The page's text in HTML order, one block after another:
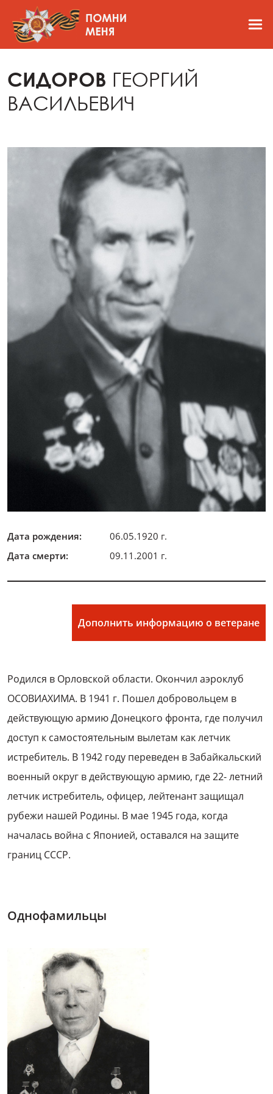
СИДОРОВ ГЕОРГИЙ
ВАСИЛЬЕВИЧ
Дата рождения:
06.05.1920 г.
Дата смерти:
09.11.2001 г.
Дополнить информацию о ветеране
Родился в Орловской области. Окончил аэроклуб
ОСОВИАХИМА. В 1941 г. Пошел добровольцем в
действующую армию Донецкого фронта, где получил
доступ к самостоятельным вылетам как летчик
истребитель. В 1942 году переведен в Забайкальский
военный округ в действующую армию, где 22- летний
летчик истребитель, офицер, лейтенант защищал
рубежи нашей Родины. В мае 1945 года, когда
началась война с Японией, оставался на защите
границ СССР.
Однофамильцы